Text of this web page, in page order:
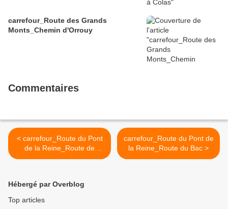
carrefour_Route des Grands
Monts_Chemin d'Orrouy
Commentaires
< carrefour_Route du Pont
de la Reine_Route de
Tillarue
carrefour_Route du Pont de
la Reine_Route du Bac >
Hébergé par Overblog
Top articles